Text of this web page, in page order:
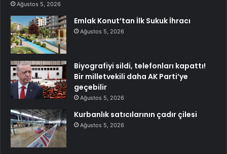
Ağustos 5, 2026
Emlak Konut’tan İlk Sukuk İhracı
Ağustos 5, 2026
Biyografiyi sildi, telefonları kapattı!
Bir milletvekili daha AK Parti’ye
geçebilir
Ağustos 5, 2026
Kurbanlık satıcılarının çadır çilesi
Ağustos 5, 2026